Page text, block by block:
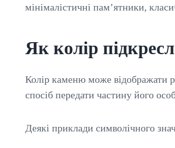
мінімалістичні пам’ятники,
Як колір
Колір каменю може відображати
спосіб передати частину його
Деякі приклади символічного